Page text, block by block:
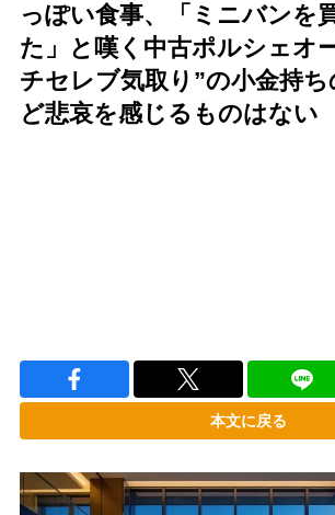
っぽい食事、「ミニバンを
た」と嘆く中古ポルシェオ
チセレブ気取り”の小金持
ど悲哀を感じるものはない
本文に戻る